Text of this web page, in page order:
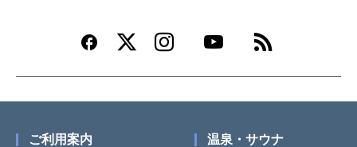
ご利用案内 温泉・サウナ